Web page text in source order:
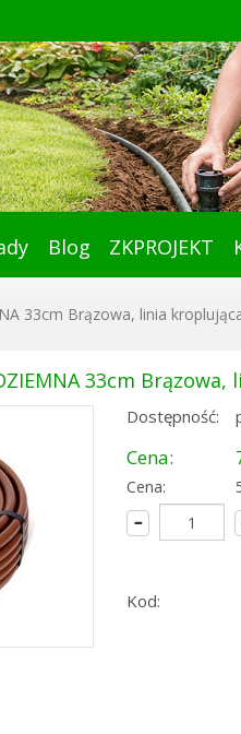
Blog ZKPROJEKT
33cm Brązowa, linia
33cm
Dostępność:
Cena:
Cena:
Kod: